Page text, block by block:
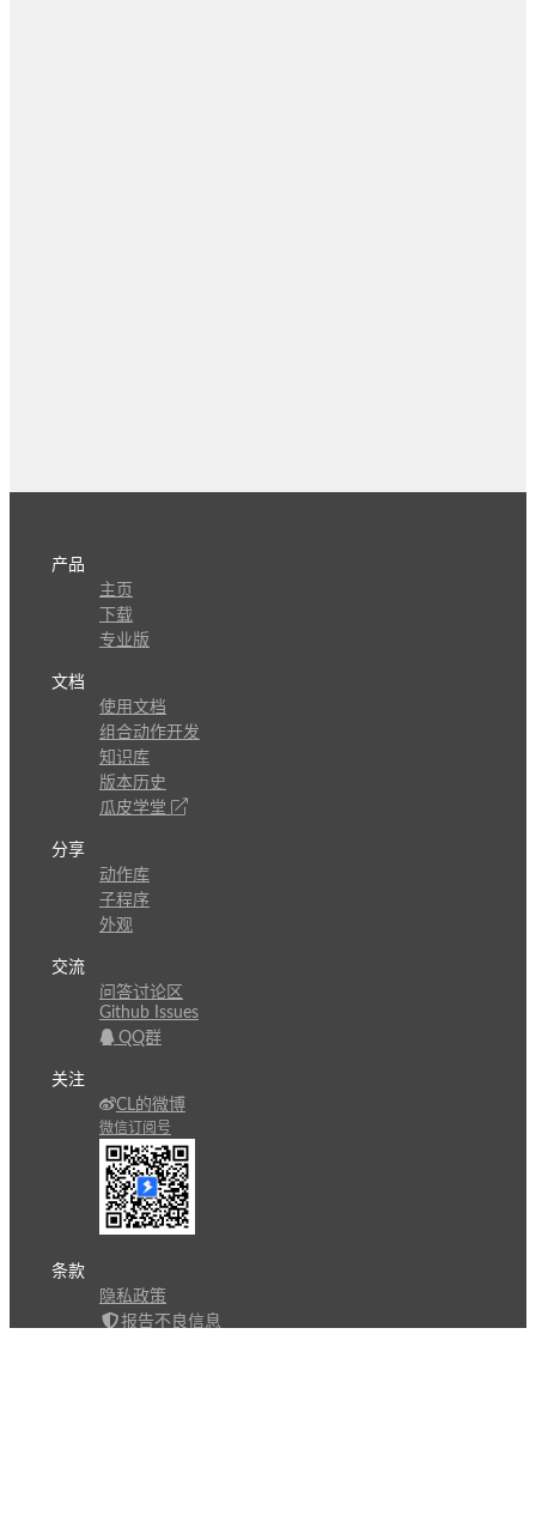
产品
主页
下载
专业版
文档
使用文档
组合动作开发
知识库
版本历史
瓜皮学堂
分享
动作库
子程序
外观
交流
问答讨论区
Github Issues
QQ群
关注
CL的微博
微信订阅号
条款
隐私政策
报告不良信息